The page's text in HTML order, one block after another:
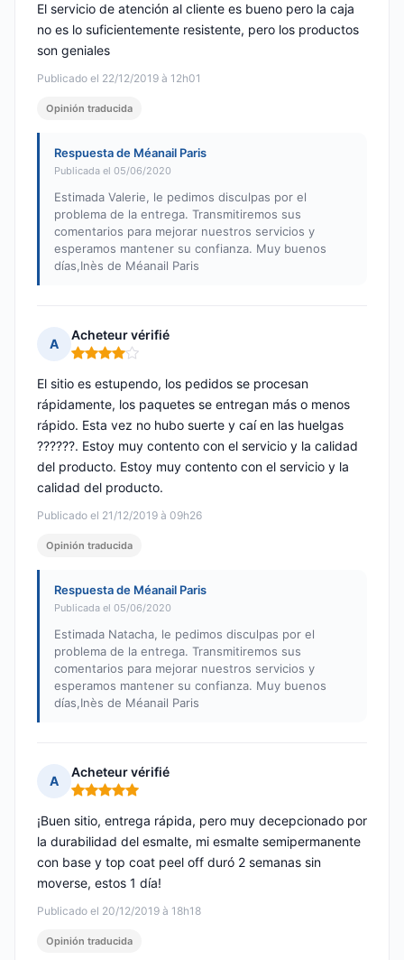
Publicado el 22/12/2019 à 12h01
El servicio de atención al cliente es bueno pero la caja
no es lo suficientemente resistente, pero los productos
son geniales
Opinión traducida
Respuesta de Méanail Paris
Publicada el 05/06/2020
Estimada Valerie, le pedimos disculpas por el
problema de la entrega. Transmitiremos sus
comentarios para mejorar nuestros servicios y
esperamos mantener su confianza. Muy buenos
días,Inès de Méanail Paris
A
Acheteur vérifié
Nota: 4 de 5
Publicado el 21/12/2019 à 09h26
El sitio es estupendo, los pedidos se procesan
rápidamente, los paquetes se entregan más o menos
rápido. Esta vez no hubo suerte y caí en las huelgas
??????. Estoy muy contento con el servicio y la calidad
del producto. Estoy muy contento con el servicio y la
calidad del producto.
Opinión traducida
Respuesta de Méanail Paris
Publicada el 05/06/2020
Estimada Natacha, le pedimos disculpas por el
problema de la entrega. Transmitiremos sus
comentarios para mejorar nuestros servicios y
esperamos mantener su confianza. Muy buenos
días,Inès de Méanail Paris
A
Acheteur vérifié
Nota: 5 de 5
Publicado el 20/12/2019 à 18h18
¡Buen sitio, entrega rápida, pero muy decepcionado por
la durabilidad del esmalte, mi esmalte semipermanente
con base y top coat peel off duró 2 semanas sin
moverse, estos 1 día!
Opinión traducida